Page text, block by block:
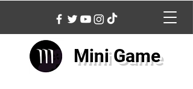
Mini Game